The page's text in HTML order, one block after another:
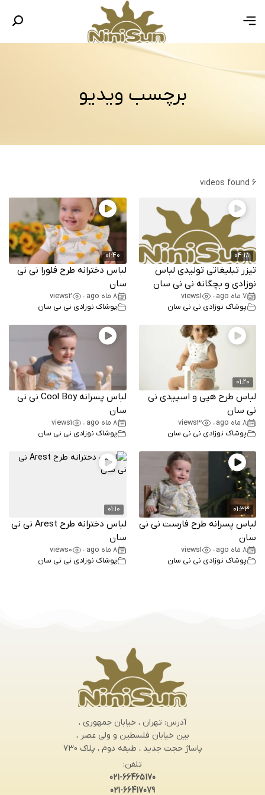
برچسب ویدیو
6 videos found
04:18
تیزر تبلیغاتی تولیدی لباس
نوزادی و بچگانه نی نی سان
7 ماه ago •
1
views
پوشاک نوزادی نی نی سان
01:40
لباس دخترانه طرح فلورا نی نی
سان
8 ماه ago •
2
views
پوشاک نوزادی نی نی سان
01:20
لباس طرح هپی و اسپیدی نی
نی سان
8 ماه ago •
3
views
پوشاک نوزادی نی نی سان
لباس پسرانه Cool Boy نی نی
سان
8 ماه ago •
1
views
پوشاک نوزادی نی نی سان
01:33
لباس پسرانه طرح فارست نی نی
سان
8 ماه ago •
1
views
پوشاک نوزادی نی نی سان
01:10
لباس دخترانه طرح Arest نی نی
سان
8 ماه ago •
0
views
پوشاک نوزادی نی نی سان
آدرس: تهران ، خیابان جمهوری ،
بین خیابان فلسطین و ولی عصر ،
پاساژ حجت جدید ، طبقه دوم ، پلاک 730
تلفن:
021-66465170
021-66417079